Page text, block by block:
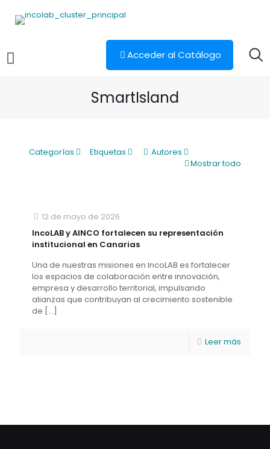
Acceder al Catálogo
SmartIsland
Categorías Etiquetas
Autores
Mostrar todo
12 de mayo de 2026
IncoLAB y AINCO fortalecen su representación
institucional en Canarias
Una de nuestras misiones en IncoLAB es fortalecer
los espacios de colaboración entre innovación,
empresa y desarrollo territorial, impulsando
alianzas que contribuyan al crecimiento sostenible
de […]
Leer más